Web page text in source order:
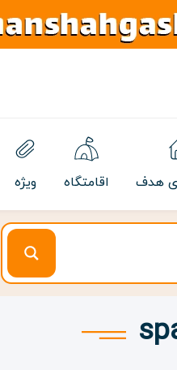
هدف اقامتگاه ویژه